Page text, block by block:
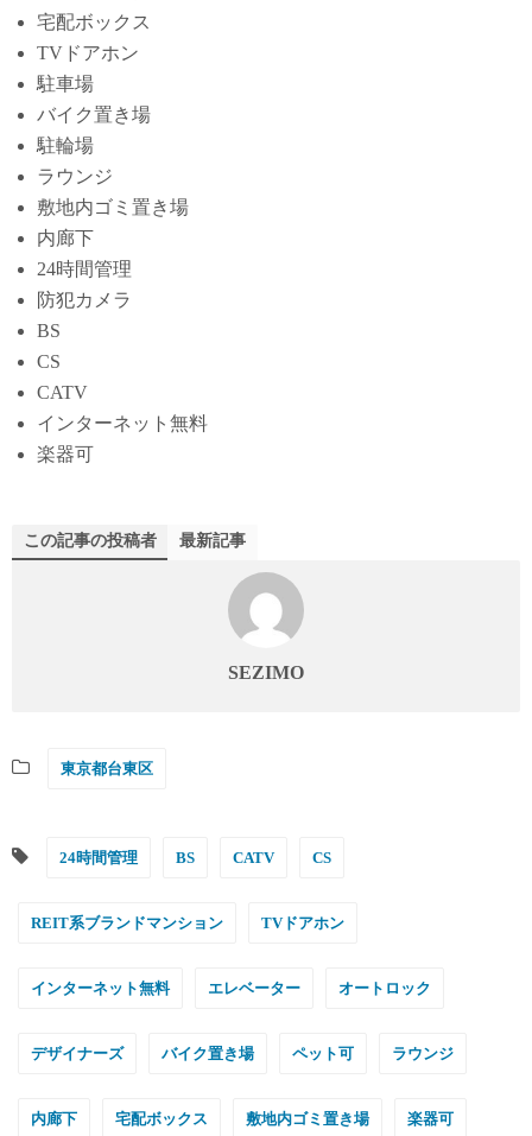
宅配ボックス
TVドアホン
駐車場
バイク置き場
駐輪場
ラウンジ
敷地内ゴミ置き場
内廊下
24時間管理
防犯カメラ
BS
CS
CATV
インターネット無料
楽器可
この記事の投稿者 最新記事
SEZIMO
東京都台東区
24時間管理 BS CATV CS
REIT系ブランドマンション TVドアホン
インターネット無料 エレベーター オートロック
デザイナーズ バイク置き場 ペット可 ラウンジ
内廊下 宅配ボックス 敷地内ゴミ置き場 楽器可